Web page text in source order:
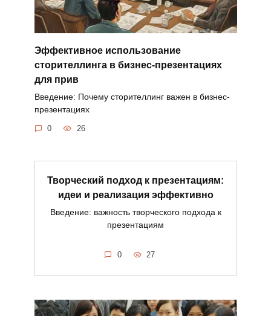
Эффективное использование
сторителлинга в бизнес-презентациях
для прив
Введение: Почему сторителлинг важен в бизнес-
презентациях
0 26
Творческий подход к презентациям:
идеи и реализация эффективно
Введение: важность творческого подхода к
презентациям
0 27